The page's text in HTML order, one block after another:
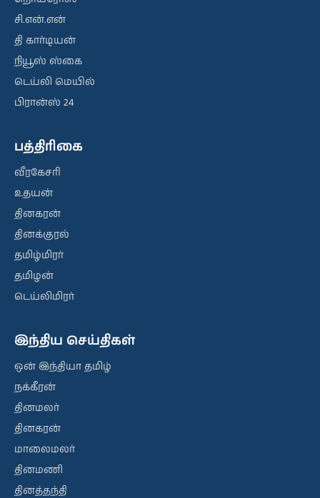
சி.என்.என்
தி கார்டியன்
நியூஸ் ஸ்கை
டெய்லி மெயில்
பிரான்ஸ் 24
பத்திரிகை
வீரகேசரி
உதயன்
தினகரன்
தினக்குரல்
தமிழ்மிரர்
தமிழன்
டெய்லிமிரர்
இந்திய செய்திகள்
ஒன் இந்தியா தமிழ்
நக்கீரன்
தினமலர்
தினகரன்
மாலைமலர்
தினமணி
தினத்தந்தி